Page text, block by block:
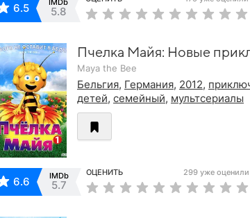
6.5 IMDb
5.8
Пчелка Майя: Новые
Maya the Bee
Бельгия, Германия, 2012,
детей, семейный, мультсериалы
6.6 IMDb
5.7
ОЦЕНИТЬ 299 уже оценили